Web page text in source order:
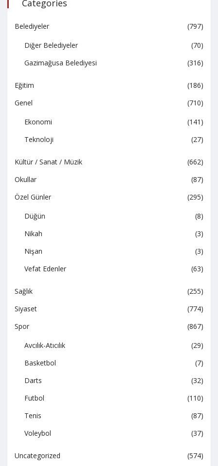
Categories
Belediyeler (797)
Diğer Belediyeler
(70)
Gazimağusa Belediyesi
(316)
Eğitim
(186)
Genel
(710)
Ekonomi
(141)
Teknoloji
(27)
Kültür / Sanat / Müzik
(662)
Okullar
(87)
Özel Günler
(295)
Düğün
(8)
Nikah
(3)
Nişan
(3)
Vefat Edenler
(63)
Sağlık
(255)
Siyaset
(774)
Spor
(867)
Avcılık-Atıcılık
(29)
Basketbol
(7)
Darts
(32)
Futbol
(110)
Tenis
(87)
Voleybol
(37)
Uncategorized
(574)